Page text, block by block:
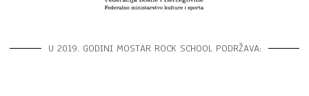
U 2019. GODINI MOSTAR ROCK SCHOOL PODRŽAVA: